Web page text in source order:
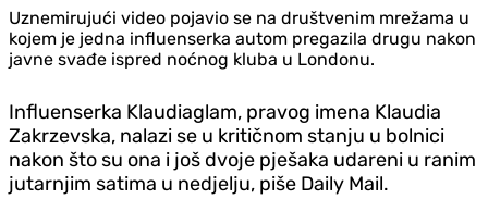
Uznemirujući video pojavio se na društvenim mrežama u
kojem je jedna influenserka autom pregazila drugu nakon
javne svađe ispred noćnog kluba u Londonu.
Influenserka Klaudiaglam, pravog imena Klaudia
Zakrzevska, nalazi se u kritičnom stanju u bolnici
nakon što su ona i još dvoje pješaka udareni u ranim
jutarnjim satima u ned‌jelju, piše Daily Mail.